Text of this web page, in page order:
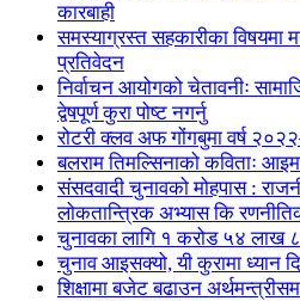
कारबाही
समस्याग्रस्त सहकारीका विषयमा
प्रतिवेदन
निर्वाचन आयोगको चेतावनीः
द्वेषपूर्ण कुरा पोष्ट नगर्नु
रोटरी क्लव अफ गोंगबुमा वर्ष
बलराम तिमल्सिनाको कविताः
संसदवादी चुनावको मोहपास :
लोकतान्त्रिक अभ्यास कि
चुनावका लागि १ करोड ५४ लाख
चुनाव आइसक्यो, यी कुरामा ध्यान
शिक्षामा बजेट बढाउन